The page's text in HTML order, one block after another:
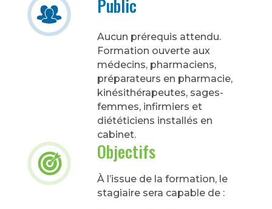
Public
Aucun prérequis attendu.
Formation ouverte aux
médecins, pharmaciens,
préparateurs en pharmacie,
kinésithérapeutes, sages-
femmes, infirmiers et
diététiciens installés en
cabinet.
Objectifs
À l’issue de la formation, le
stagiaire sera capable de :